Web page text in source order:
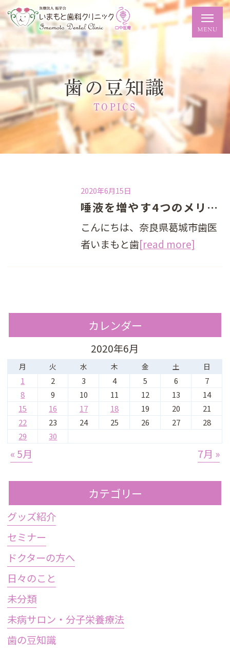
歯の豆知識
TOPICS
2020年6月15日
唾液を増やす4つのメリット
こんにちは、奈良県葛城市歯医
者いまもと歯[read more]
カレンダー
2020年6月
月 火 水 木 金 土 日
1 2 3 4 5 6
7
8
9 10 11 12 13
14
15
16 17 18 19 20
21
22
23 24 25 26 27
28
29
30
« 5月 7月 »
カテゴリー
グッズ紹介
セミナー
ドクターの方へ
日々のこと
未分類
未病サロン・分子栄養療法
歯の豆知識